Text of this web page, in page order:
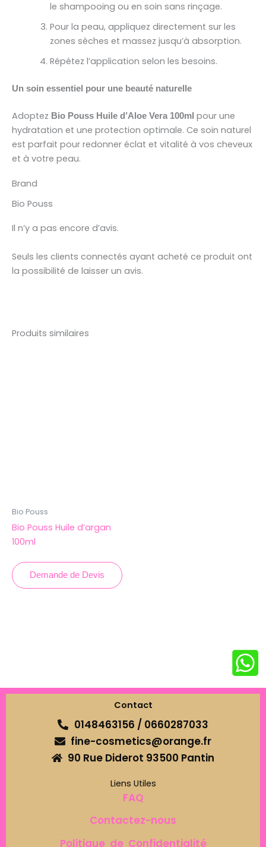
le shampooing ou en soin sans rinçage.
Pour la peau, appliquez directement sur les
zones sèches et massez jusqu’à absorption.
Répétez l’application selon les besoins.
Un soin essentiel pour une beauté naturelle
Adoptez Bio Pouss Huile d’Aloe Vera 100ml pour une
hydratation et une protection optimale. Ce soin naturel
est parfait pour redonner éclat et vitalité à vos cheveux
et à votre peau.
Brand
Bio Pouss
Il n’y a pas encore d’avis.
Seuls les clients connectés ayant acheté ce produit ont
la possibilité de laisser un avis.
Produits similaires
Bio Pouss
Bio Pouss Huile d’argan
100ml
Demande de Devis
Contact
0148463156 / 0660287033
fine-cosmetics@orange.fr
90 Rue Diderot 93500 Pantin
Liens Utiles
FAQ
Contactez-nous
Politique de Confidentialité